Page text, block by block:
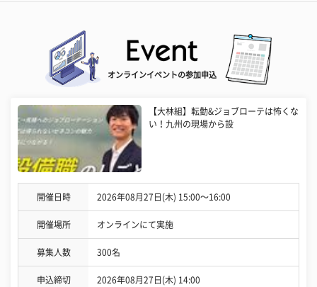
オンラインイベントの参加申込
【大林組】転勤&ジョブローテは怖くな
い！九州の現場から設
開催日時 2026年08月27日(木) 15:00〜16:00
開催場所 オンラインにて実施
募集人数 300名
申込締切 2026年08月27日(木) 14:00